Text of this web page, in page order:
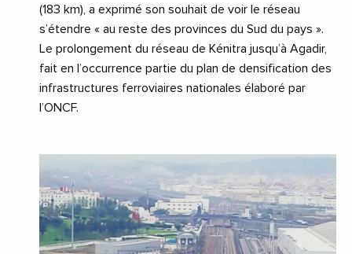
(183 km), a exprimé son souhait de voir le réseau
s’étendre « au reste des provinces du Sud du pays ».
Le prolongement du réseau de Kénitra jusqu’à Agadir,
fait en l’occurrence partie du plan de densification des
infrastructures ferroviaires nationales élaboré par
l’ONCF.